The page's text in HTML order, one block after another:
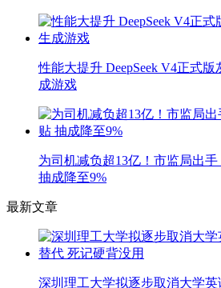
性能大提升 DeepSeek V4正式
成游戏
为司机减负超13亿！市监局出
抽成降至9%
最新文章
深圳理工大学拟逐步取消大学